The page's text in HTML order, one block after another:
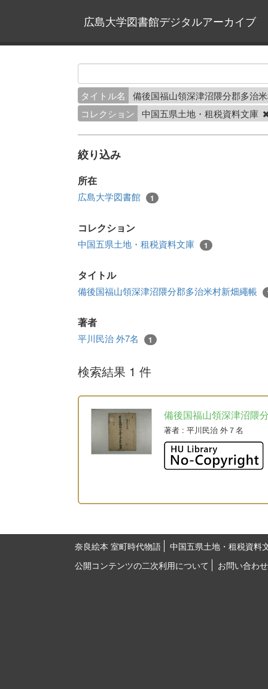
広島大学図書館デジタルアーカイブ
タイトル名
備後国福山領深津沼隈分郡多治
コレクション
中国五県土地・租税資料文庫
絞り込み
所在
広島大学図書館 1
コレクション
中国五県土地・租税資料文庫 1
タイトル
備後国福山領深津沼隈分郡多治米村新畑繩帳
著者
平川民治 外7名 1
検索結果 1 件
備後国福山領深津沼隈
著者 : 平川民治 外７名
奈良絵本 室町時代物語
中国五県土地・租税資料
公開コンテンツの二次利用について
お問い合わせ